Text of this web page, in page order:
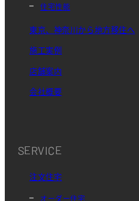
住宅性能
東京、神奈川から地方移住へ
施工実例
店舗案内
会社概要
SERVICE
注文住宅
オーダー住宅